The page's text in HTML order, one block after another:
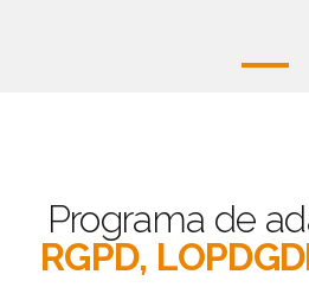
Programa de
RGPD,